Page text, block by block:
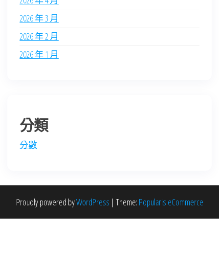
2026 年 3 月
2026 年 2 月
2026 年 1 月
分類
分數
Proudly powered byWordPress | Theme: Popularis eCommerce